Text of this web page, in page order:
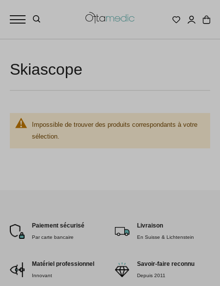
Skiascope
Impossible de trouver des produits correspondants à votre
sélection.
Paiement sécurisé
Par carte bancaire
Livraison
En Suisse & Lichtenstein
Matériel professionnel
Innovant
Savoir-faire reconnu
Depuis 2011